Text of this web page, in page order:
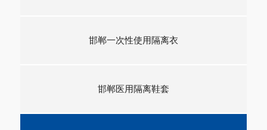
邯郸一次性使用隔离衣
邯郸医用隔离鞋套